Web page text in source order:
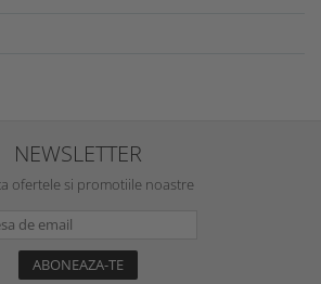
NEWSLETTER
ofertele si promotiile noastre